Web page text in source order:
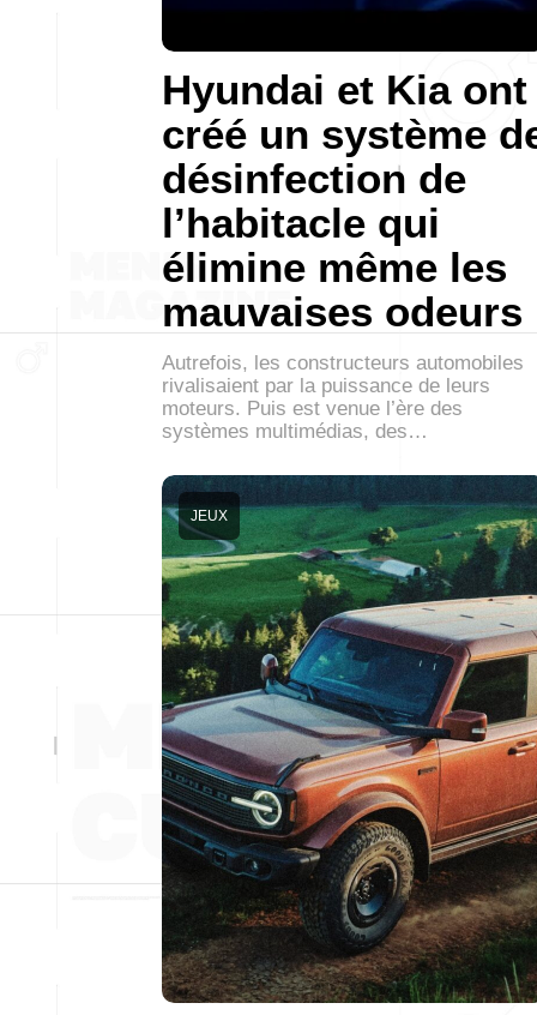
Hyundai et Kia ont
créé un système
désinfection de
l’habitacle qui
élimine même les
mauvaises odeurs
Autrefois, les constructeurs automobiles
rivalisaient par la puissance de leurs
moteurs. Puis est venue l’ère des
systèmes multimédias, des…
JEUX